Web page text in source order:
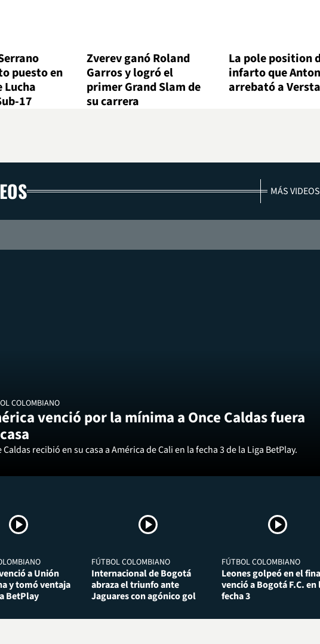
puesto en
Lucha
17
Zverev ganó Roland
Garros y logró el
primer Grand Slam de
su carrera
La pole position
infarto que
arrebató a
MÁS VIDEOS
COLOMBIANO
venció por la mínima a Once Caldas fuera
Caldas recibió en su casa a América de Cali en la fecha 3 de la Liga BetPlay.
a Unión
y tomó ventaja
BetPlay
FÚTBOL COLOMBIANO
Internacional de Bogotá
abraza el triunfo ante
Jaguares con agónico gol
FÚTBOL COLOMBIANO
Leones golpeó en el
venció a Bogotá F.C. en
fecha 3